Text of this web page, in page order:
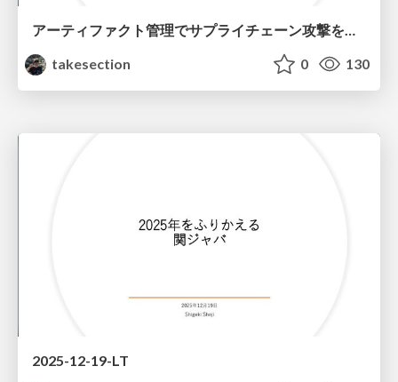
アーティファクト管理で サプライチェーン攻撃を回避！！
takesection
0 130
2025-12-19-LT